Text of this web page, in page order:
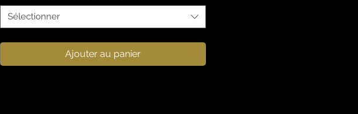
Sélectionner
Ajouter au panier